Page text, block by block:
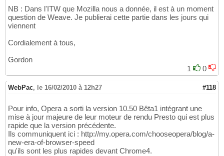
NB : Dans l'ITW que Mozilla nous a donnée, il est à un moment
question de Weave. Je publierai cette partie dans les jours qui
viennent
Cordialement à tous,
Gordon
1
0
WebPac, le 16/02/2010 à 12h27 #118
Pour info, Opera a sorti la version 10.50 Bêta1 intégrant une
mise à jour majeure de leur moteur de rendu Presto qui est plus
rapide que la version précédente.
Ils communiquent ici : http://my.opera.com/chooseopera/blog/a-
new-era-of-browser-speed
qu'ils sont les plus rapides devant Chrome4.